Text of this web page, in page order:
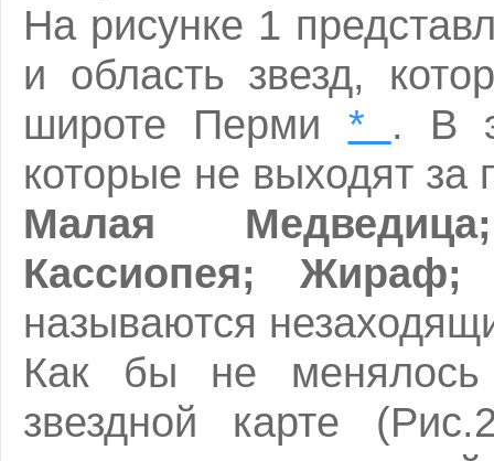
На рисунке 1
и область звезд,
широте Перми * . В
которые не выходят за
Малая
Кассиопея;
называются
Как бы не менялось
звездной карте